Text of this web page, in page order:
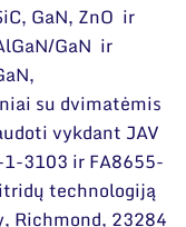
GaN, ZnO ir
GaN ir
su dvimatėmis
vykdant JAV
3103 ir FA8655-
technologiją
Richmond, 23284